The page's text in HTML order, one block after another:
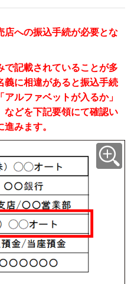
店への振込手続が必要とな
で記載されていることが多
義に相違があると振込手続
ルファベットが入るか」
などを下記要領にて確認い
みます。